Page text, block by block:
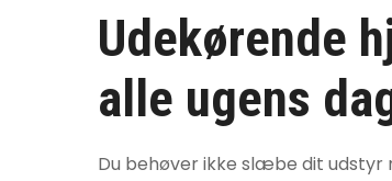
Udekørende
alle ugens
Du behøver ikke slæbe dit